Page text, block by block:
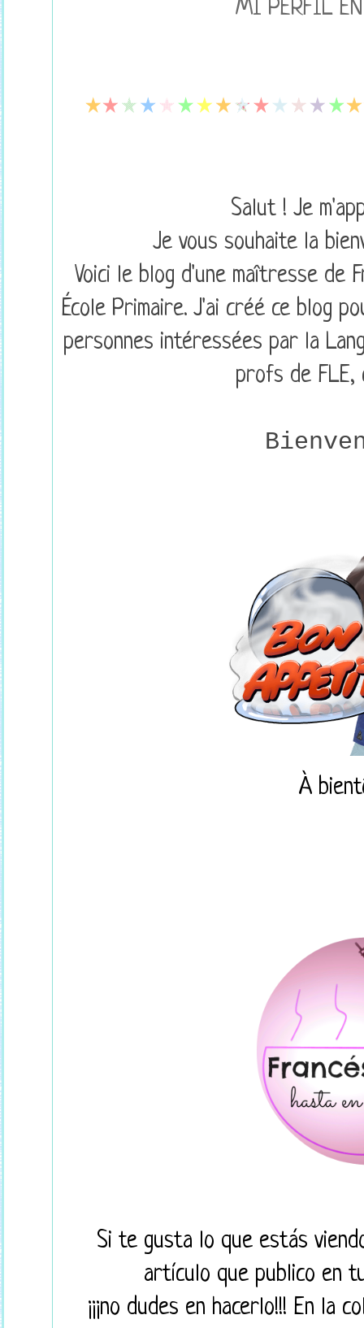
MI PERFIL
Salut ! Je
Je vous souhaite la
Voici le blog d'une maîtresse de
École Primaire. J'ai créé ce blog
personnes intéressées par la
profs de FLE,
À
Si te gusta lo que estás
artículo que publico en
¡¡¡no dudes en hacerlo!!! En la